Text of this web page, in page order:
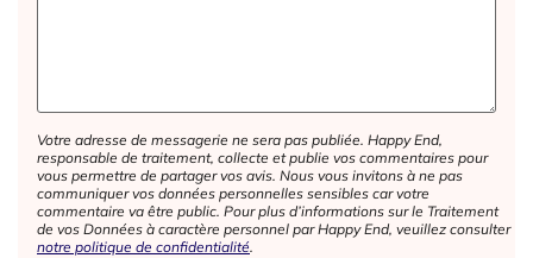
Votre adresse de messagerie ne sera pas publiée. Happy End,
responsable de traitement, collecte et publie vos commentaires pour
vous permettre de partager vos avis. Nous vous invitons à ne pas
communiquer vos données personnelles sensibles car votre
commentaire va être public. Pour plus d’informations sur le Traitement
de vos Données à caractère personnel par Happy End, veuillez consulter
notre politique de confidentialité.